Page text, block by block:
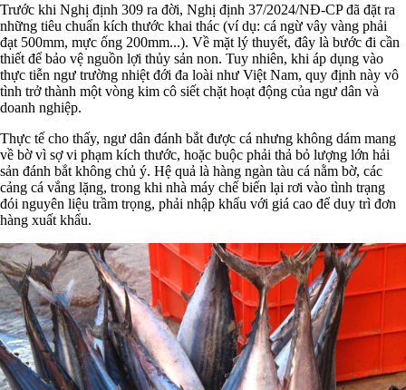
Trước khi Nghị định 309 ra đời, Nghị định 37/2024/NĐ-CP đã đặt ra
những tiêu chuẩn kích thước khai thác (ví dụ: cá ngừ vây vàng phải
đạt 500mm, mực ống 200mm...). Về mặt lý thuyết, đây là bước đi cần
thiết để bảo vệ nguồn lợi thủy sản non. Tuy nhiên, khi áp dụng vào
thực tiễn ngư trường nhiệt đới đa loài như Việt Nam, quy định này vô
tình trở thành một vòng kim cô siết chặt hoạt động của ngư dân và
doanh nghiệp.
Thực tế cho thấy, ngư dân đánh bắt được cá nhưng không dám mang
về bờ vì sợ vi phạm kích thước, hoặc buộc phải thả bỏ lượng lớn hải
sản đánh bắt không chủ ý. Hệ quả là hàng ngàn tàu cá nằm bờ, các
cảng cá vắng lặng, trong khi nhà máy chế biến lại rơi vào tình trạng
đói nguyên liệu trầm trọng, phải nhập khẩu với giá cao để duy trì đơn
hàng xuất khẩu.